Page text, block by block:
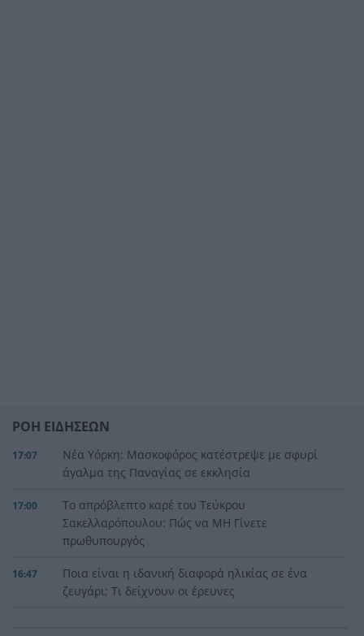
ΡΟΗ ΕΙΔΗΣΕΩΝ
17:07
Νέα Υόρκη: Μασκοφόρος κατέστρεψε με σφυρί
άγαλμα της Παναγίας σε εκκλησία
17:00
Το απρόβλεπτο καρέ του Τεύκρου
Σακελλαρόπουλου: Πώς να ΜΗ Γίνετε
πρωθυπουργός
16:47
Ποια είναι η ιδανική διαφορά ηλικίας σε ένα
ζευγάρι; Τι δείχνουν οι έρευνες